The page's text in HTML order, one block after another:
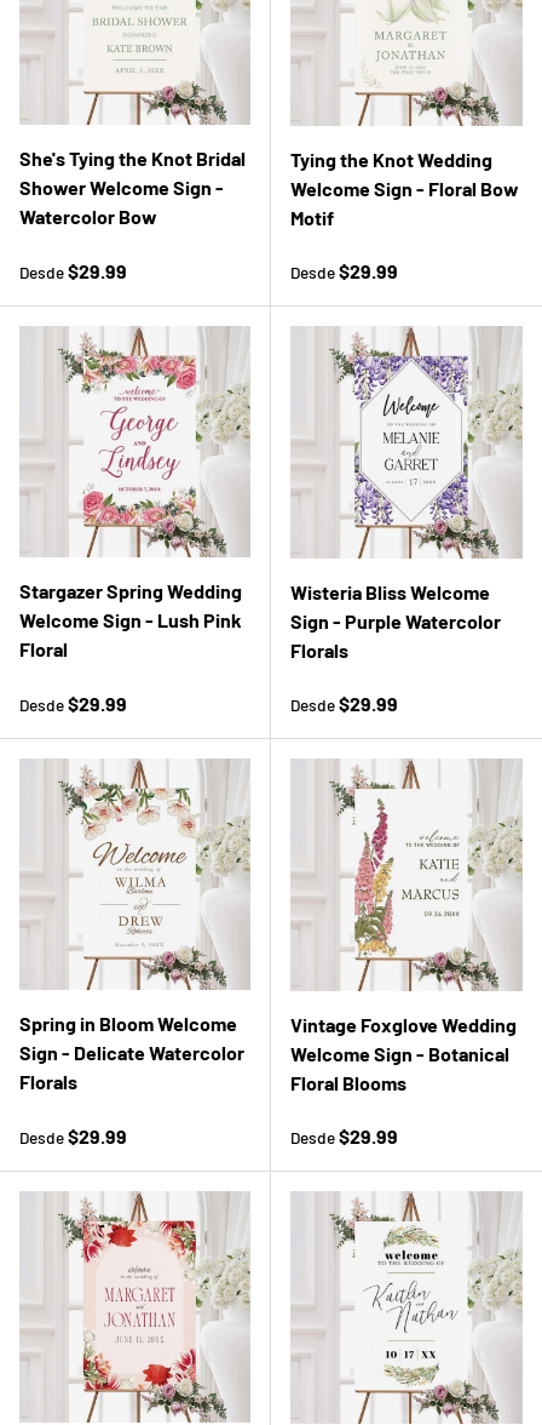
She's Tying the Knot Bridal
Shower Welcome Sign -
Watercolor Bow
Precio normal
Desde$29.99
Tying the Knot Wedding
Welcome Sign - Floral Bow
Motif
Precio normal
Desde$29.99
Stargazer Spring Wedding
Welcome Sign - Lush Pink
Floral
Precio normal
Desde$29.99
Wisteria Bliss Welcome
Sign - Purple Watercolor
Florals
Precio normal
Desde$29.99
Spring in Bloom Welcome
Sign - Delicate Watercolor
Florals
Precio normal
Desde$29.99
Vintage Foxglove Wedding
Welcome Sign - Botanical
Floral Blooms
Precio normal
Desde$29.99